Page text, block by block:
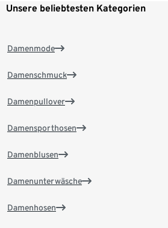
Unsere beliebtesten Kategorien
Damenmode
Damenschmuck
Damenpullover
Damensporthosen
Damenblusen
Damenunterwäsche
Damenhosen